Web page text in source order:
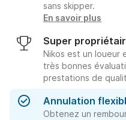
sans skipper.
En savoir plus
Super
Nikos est un loueur
très bonnes
prestations de
Annulation
Obtenez un